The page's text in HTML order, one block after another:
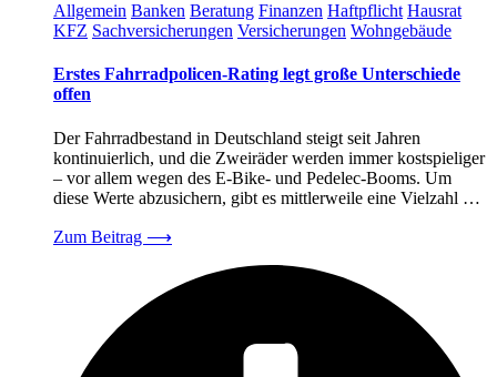
Allgemein Banken Beratung Finanzen Haftpflicht Hausrat
KFZ Sachversicherungen Versicherungen Wohngebäude
Erstes Fahrradpolicen-Rating legt große Unterschiede
offen
Der Fahrradbestand in Deutschland steigt seit Jahren
kontinuierlich, und die Zweiräder werden immer kostspieliger
– vor allem wegen des E-Bike- und Pedelec-Booms. Um
diese Werte abzusichern, gibt es mittlerweile eine Vielzahl …
Zum Beitrag ⟶